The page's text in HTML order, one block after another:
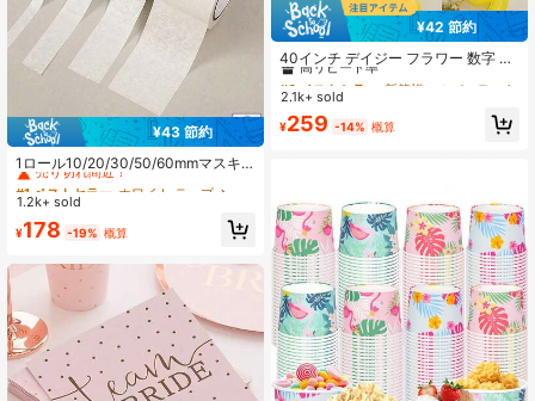
¥43 節約
1ロール10/20/30/50/60mmマスキ
ングテープ、アートマスキングテー
プ、スプレーペイントマスキングテ
スキングテープ、高接着性ホワイト
ティング、水彩、スケッチングと水
彩画フレーミング、ハンドメイドア
ート作成
#1 ベストセラー ホワイト テープ
売り切れ間近！
#1 ベストセラー ホワイト テープ
売り切れ間近！
#1 ベストセラー ホワイト テープ
売り切れ間近！
#1 ベストセラー ホワイト テープ
売り切れ間近！
1.2k+ sold
¥178 -19% 概算
¥42 節約
40インチ デイジー フラワー 数字 風
船、誕生日パーティー、記念日の祝
賀会、屋外イベントに最適 - 鮮やか
なパーティーデコレーション
#6 ベストセラー
新築祝いのパーティー 装飾用バルーン
高リピート率
#6 ベストセラー
高リピート率
#6 ベストセラー
高リピート率
#6 ベストセラー
新築祝いのパーティー 装飾用バルーン
2.1k+ sold
¥259 -14% 概算